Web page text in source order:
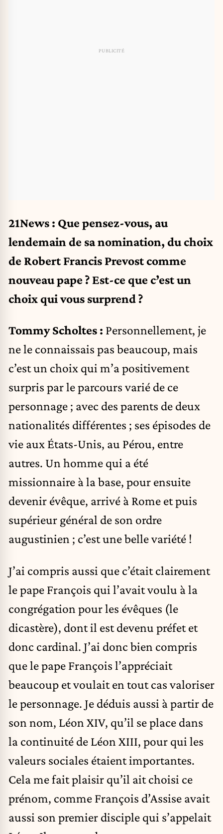
21News : Que pensez-vous, au
lendemain de sa nomination, du choix
de Robert Francis Prevost comme
nouveau pape ? Est-ce que c’est un
choix qui vous surprend ?
Tommy Scholtes : Personnellement, je
ne le connaissais pas beaucoup, mais
c’est un choix qui m’a positivement
surpris par le parcours varié de ce
personnage ; avec des parents de deux
nationalités différentes ; ses épisodes de
vie aux États-Unis, au Pérou, entre
autres. Un homme qui a été
missionnaire à la base, pour ensuite
devenir évêque, arrivé à Rome et puis
supérieur général de son ordre
augustinien ; c’est une belle variété !
J’ai compris aussi que c’était clairement
le pape François qui l’avait voulu à la
congrégation pour les évêques (le
dicastère), dont il est devenu préfet et
donc cardinal. J’ai donc bien compris
que le pape François l’appréciait
beaucoup et voulait en tout cas valoriser
le personnage. Je déduis aussi à partir de
son nom, Léon XIV, qu’il se place dans
la continuité de Léon XIII, pour qui les
valeurs sociales étaient importantes.
Cela me fait plaisir qu’il ait choisi ce
prénom, comme François d’Assise avait
aussi son premier disciple qui s’appelait